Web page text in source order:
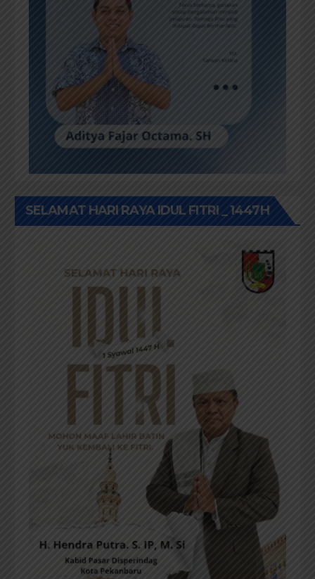
SELAMAT HARI RAYA IDUL FITRI _ 1447H